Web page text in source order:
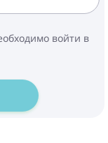
войти в